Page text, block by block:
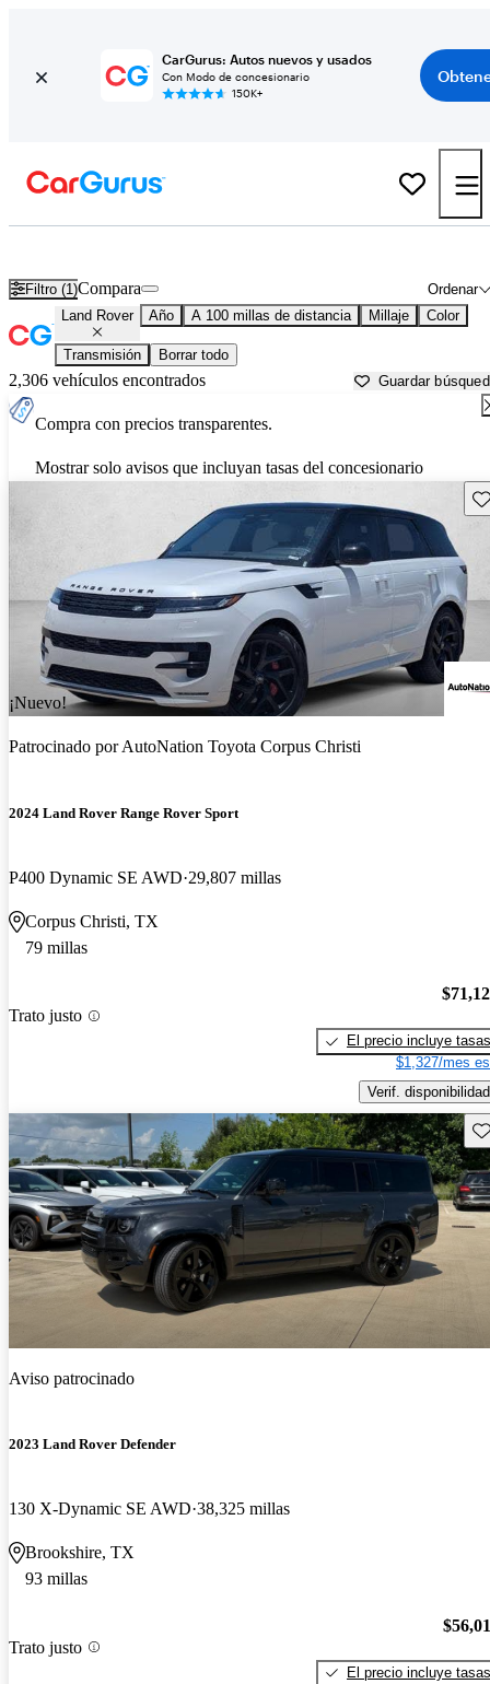
CarGurus: Autos nuevos y usados
Con Modo de concesionario
150K+
Filtro (1) Ordenar
Compara
Land Rover Año A 100 millas de distancia Millaje Color
Transmisión Borrar todo
2,306 vehículos encontrados Guardar
Compra con precios transparentes.
Mostrar solo avisos que incluyan tasas del concesionario
¡Nuevo!
Patrocinado porAutoNation Toyota Corpus Christi
2024 Land Rover Range Rover Sport
P400 Dynamic SE AWD 29,807 millas
Corpus Christi, TX
79 millas
Trato justo
El precio incluye tasas
$1,327/mes
Verif. disponibilidad
Aviso patrocinado
2023 Land Rover Defender
130 X-Dynamic SE AWD 38,325 millas
Brookshire, TX
93 millas
Trato justo
El precio incluye tasas